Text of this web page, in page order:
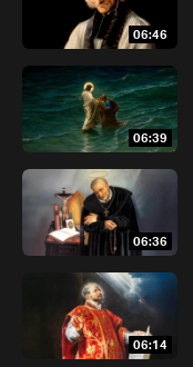
06:46
06:39
06:36
06:14